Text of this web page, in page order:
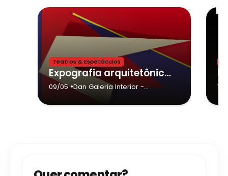
Teatros & Espetáculos
Expografia arquitetônica aproxima artistas concretos e contemporâneos na DAN Galeria Interior
09/05•Dan Galeria Interior-
Votorantim